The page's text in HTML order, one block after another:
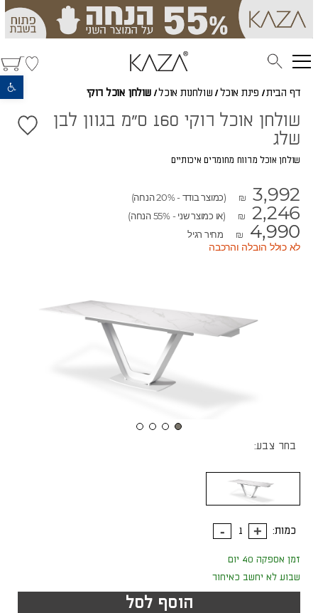
פתח סרגל נגישות
דף הבית/ פינת אוכל / שולחנות אוכל/ שולחן אוכל רוקי
שולחן אוכל רוקי 160 ס"מ בגוון לבן
שלג
שולחן אוכל מרווח מחומרים איכותיים
₪ 3,992 (כמוצר בודד - 20% הנחה)
₪ 2,246 (או כמוצר שני - 55% הנחה)
₪ 4,990 מחיר רגיל
לא כולל הובלה והרכבה
בחר צבע:
כמות:
זמן אספקה 40 יום
שבוע לא יחשב כאיחור
הוסף לסל